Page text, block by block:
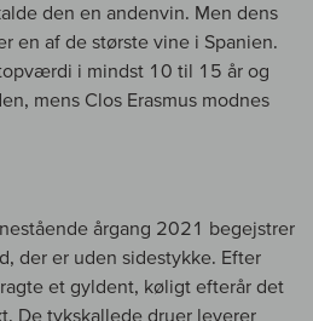
den en andenvin. Men dens
en af de største vine i Spanien.
i mindst 10 til 15 år og
mens Clos Erasmus modnes
årgang 2021 begejstrer
der er uden sidestykke. Efter
et gyldent, køligt efterår det
De tykskallede druer leverer